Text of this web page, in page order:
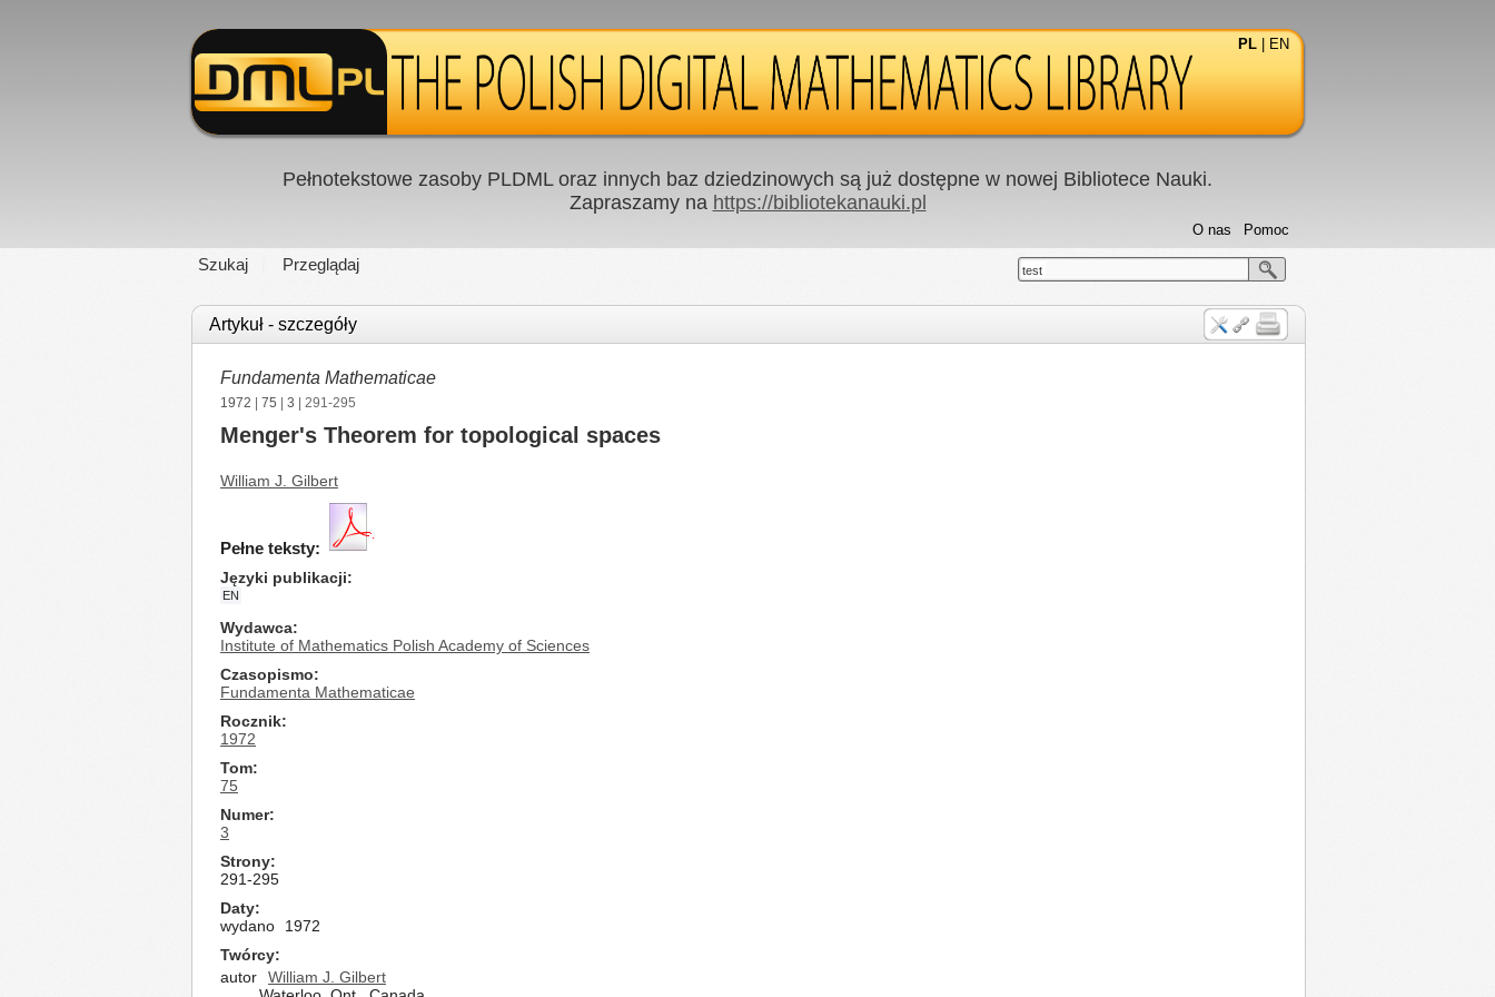
PL EN
Pełnotekstowe zasoby PLDML oraz innych baz dziedzinowych są już dostępne w nowej Bibliotece Nauki.
Zapraszamy na https://bibliotekanauki.pl
Szukaj Przeglądaj
Pomoc
O nas
test
Artykuł - szczegóły
Fundamenta Mathematicae
1972 75 3 | 291-295
Menger's Theorem for topological spaces
William J. Gilbert
Pełne teksty:
Języki publikacji
EN
Wydawca
Institute of Mathematics Polish Academy of Sciences
Czasopismo
Fundamenta Mathematicae
Rocznik
1972
Tom
75
Numer
3
Strony
291-295
Daty
wydano
1972
Twórcy
autor
William J. Gilbert